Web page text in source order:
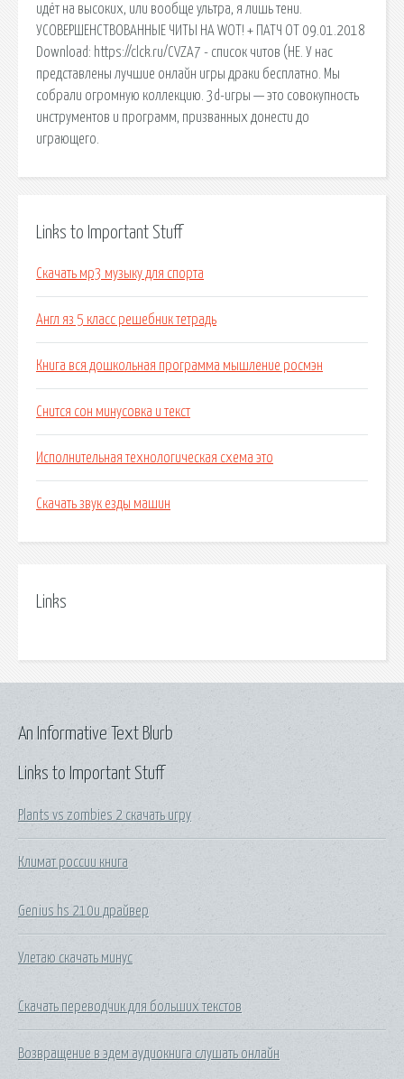
идёт на высоких, или вообще ультра, я лишь тени.
УСОВЕРШЕНСТВОВАННЫЕ ЧИТЫ НА WOT! + ПАТЧ ОТ 09.01.2018
Download: https://clck.ru/CVZA7 - список читов (НЕ. У нас
представлены лучшие онлайн игры драки бесплатно. Мы
собрали огромную коллекцию. 3d-игры — это совокупность
инструментов и программ, призванных донести до
играющего.
Links to Important Stuff
Скачать мр3 музыку для спорта
Англ яз 5 класс решебник тетрадь
Книга вся дошкольная программа мышление росмэн
Снится сон минусовка и текст
Исполнительная технологическая схема это
Скачать звук езды машин
Links
Links to Important Stuff
Plants vs zombies 2 скачать игру
Климат россии книга
Genius hs 210u драйвер
Улетаю скачать минус
Скачать переводчик для больших текстов
Возвращение в эдем аудиокнига слушать онлайн
An Informative Text Blurb